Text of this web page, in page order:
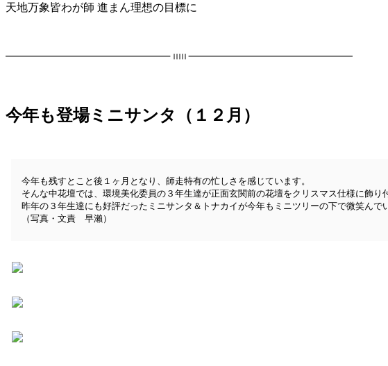
天地万象皆わが師 進まん理想の目標に
今年も登場ミニサンタ（１２月）
今年も残すとこと後１ヶ月となり、師走特有の忙しさを感じています。
そんな中花壇では、環境美化委員の３年生達が正面玄関前の花壇をクリスマス仕様に飾り
昨年の３年生達にも好評だったミニサンタ＆トナカイが今年もミニツリーの下で微笑んで
（写真・文責 早瀨）